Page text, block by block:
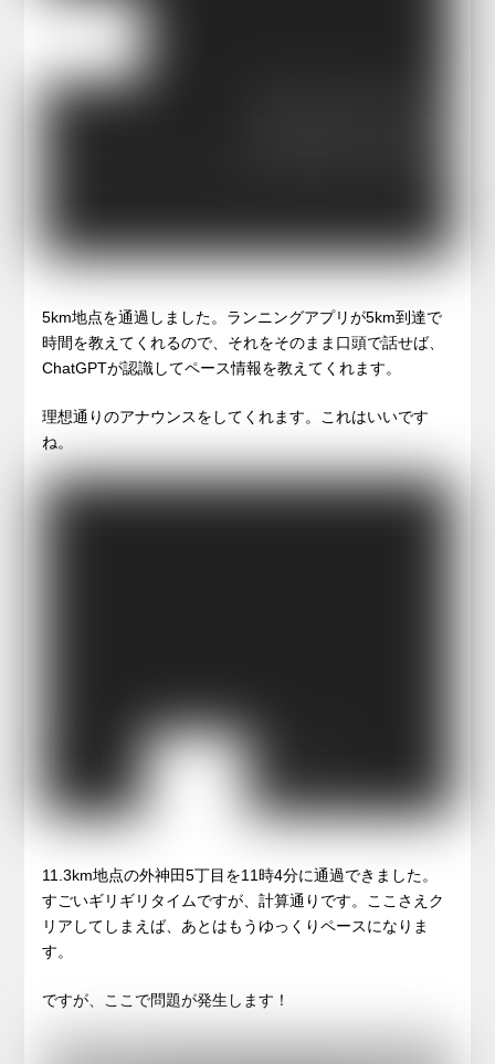
5km地点を通過しました。ランニングアプリが5km到達で
時間を教えてくれるので、それをそのまま口頭で話せば、
ChatGPTが認識してペース情報を教えてくれます。
理想通りのアナウンスをしてくれます。これはいいです
ね。
11.3km地点の外神田5丁目を11時4分に通過できました。
すごいギリギリタイムですが、計算通りです。ここさえク
リアしてしまえば、あとはもうゆっくりペースになりま
す。
ですが、ここで問題が発生します！